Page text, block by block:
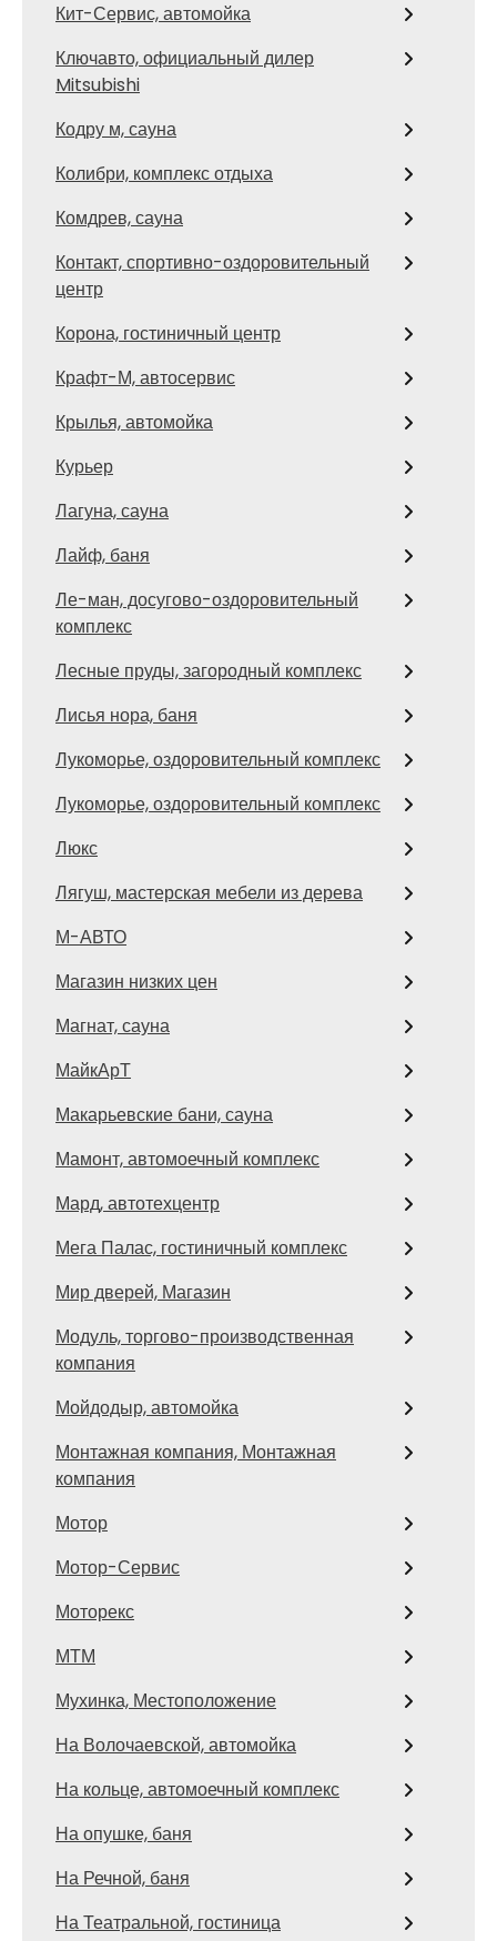
Кит-Сервис, автомойка
Ключавто, официальный дилер
Mitsubishi
Кодру м, сауна
Колибри, комплекс отдыха
Комдрев, сауна
Контакт, спортивно-оздоровительный
центр
Корона, гостиничный центр
Крафт-М, автосервис
Крылья, автомойка
Курьер
Лагуна, сауна
Лайф, баня
Ле-ман, досугово-оздоровительный
комплекс
Лесные пруды, загородный комплекс
Лисья нора, баня
Лукоморье, оздоровительный комплекс
Лукоморье, оздоровительный комплекс
Люкс
Лягуш, мастерская мебели из дерева
М-АВТО
Магазин низких цен
Магнат, сауна
МайкАрТ
Макарьевские бани, сауна
Мамонт, автомоечный комплекс
Мард, автотехцентр
Мега Палас, гостиничный комплекс
Мир дверей, Магазин
Модуль, торгово-производственная
компания
Мойдодыр, автомойка
Монтажная компания, Монтажная
компания
Мотор
Мотор-Сервис
Моторекс
МТМ
Мухинка, Местоположение
На Волочаевской, автомойка
На кольце, автомоечный комплекс
На опушке, баня
На Речной, баня
На Театральной, гостиница